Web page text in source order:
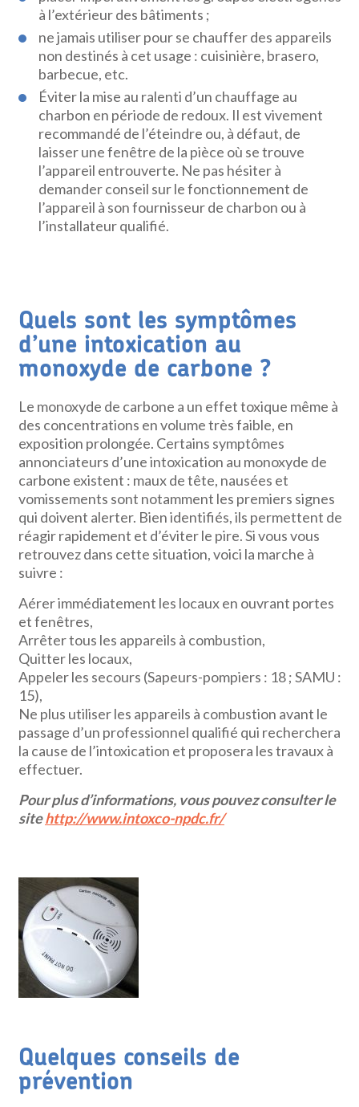
à l’extérieur des bâtiments ;
ne jamais utiliser pour se chauffer des appareils
non destinés à cet usage : cuisinière, brasero,
barbecue, etc.
Éviter la mise au ralenti d’un chauffage au
charbon en période de redoux. Il est vivement
recommandé de l’éteindre ou, à défaut, de
laisser une fenêtre de la pièce où se trouve
l’appareil entrouverte. Ne pas hésiter à
demander conseil sur le fonctionnement de
l’appareil à son fournisseur de charbon ou à
l’installateur qualifié.
Quels sont les symptômes
d’une intoxication au
monoxyde de carbone ?
Le monoxyde de carbone a un effet toxique même à
des concentrations en volume très faible, en
exposition prolongée. Certains symptômes
annonciateurs d’une intoxication au monoxyde de
carbone existent : maux de tête, nausées et
vomissements sont notamment les premiers signes
qui doivent alerter. Bien identifiés, ils permettent de
réagir rapidement et d’éviter le pire. Si vous vous
retrouvez dans cette situation, voici la marche à
suivre :
Aérer immédiatement les locaux en ouvrant portes
et fenêtres,
Arrêter tous les appareils à combustion,
Quitter les locaux,
Appeler les secours (Sapeurs-pompiers : 18 ; SAMU :
15),
Ne plus utiliser les appareils à combustion avant le
passage d’un professionnel qualifié qui recherchera
la cause de l’intoxication et proposera les travaux à
effectuer.
Pour plus d’informations, vous pouvez consulter le
sitehttp://www.intoxco-npdc.fr/
Quelques conseils de
prévention